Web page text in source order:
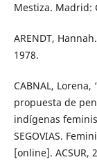
Mestiza. Madrid:
ARENDT,
1978.
CABNAL,
propuesta de
indígenas
SEGOVIAS.
[online]. ACSUR,